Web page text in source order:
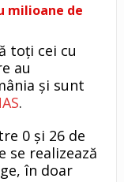
milioane de
toți cei cu
au
și sunt
.
0 și 26 de
se realizează
în doar